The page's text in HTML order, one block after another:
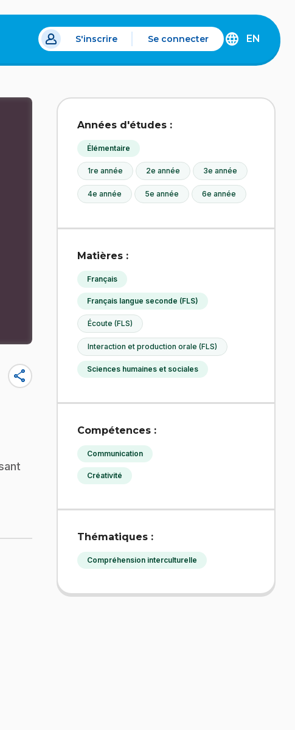
un nouvel onglet.
S'inscrire Se connecter
DISCOVER
EN
share
Années d'études :
Élémentaire
1re année 2e année 3e année
4e année 5e année 6e année
Matières :
Français
Français langue seconde (FLS)
Écoute (FLS)
Interaction et production orale (FLS)
Sciences humaines et sociales
Compétences :
Communication
Créativité
Thématiques :
Compréhension interculturelle